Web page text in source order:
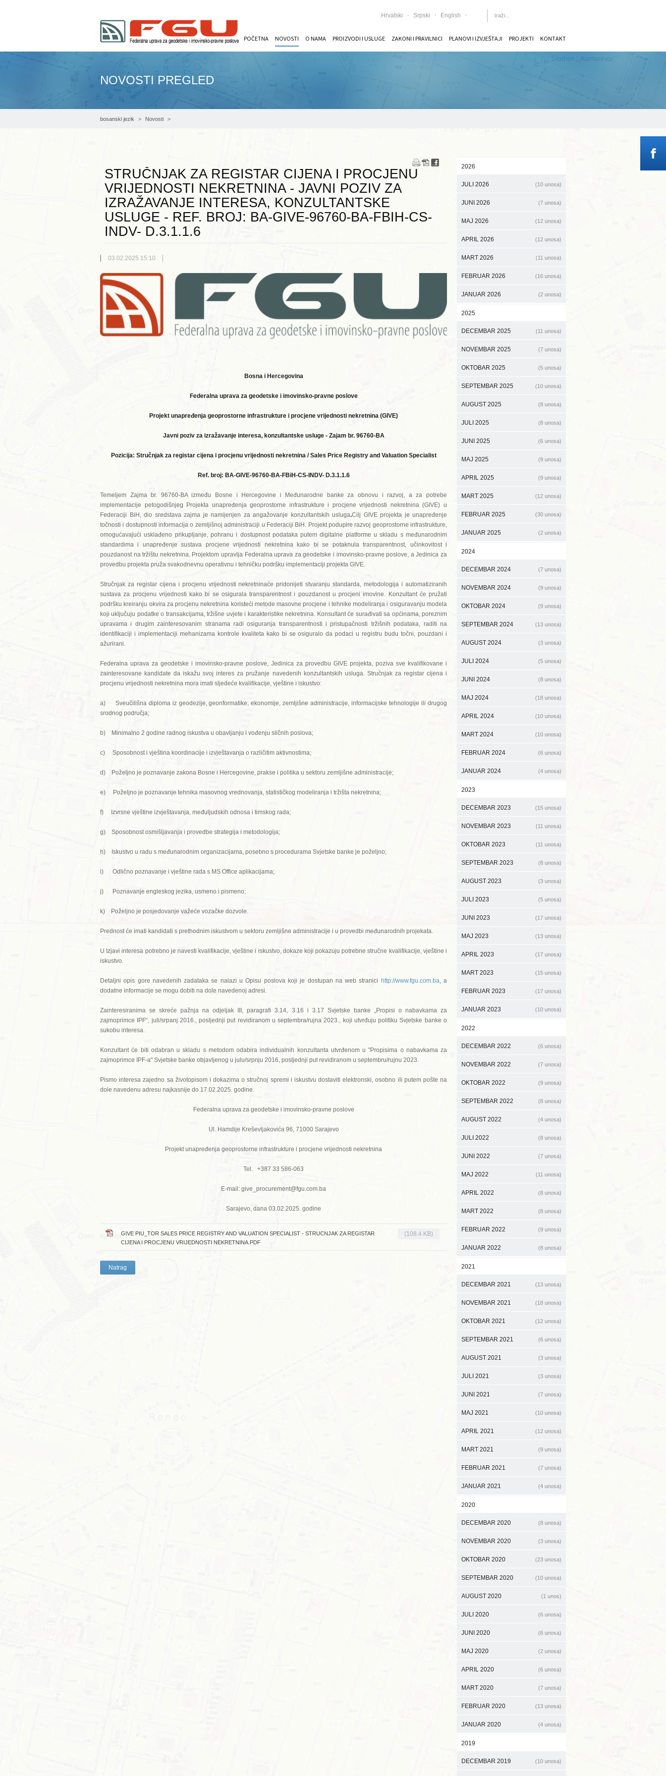
Hrvatski Srpski English
POČETNA NOVOSTI O NAMA PROIZVODI I USLUGE ZAKONI I PRAVILNICI PLANOVI I IZVJEŠTAJI PROJEKTI KONTAKT
NOVOSTI PREGLED
bosanski jezik Novosti
STRUČNJAK ZA REGISTAR CIJENA I PROCJENU
VRIJEDNOSTI NEKRETNINA - JAVNI POZIV ZA
IZRAŽAVANJE INTERESA, KONZULTANTSKE
USLUGE - REF. BROJ: BA-GIVE-96760-BA-FBIH-CS-
INDV- D.3.1.1.6
03.02.2025 15:10
Bosna i Hercegovina
Federalna uprava za geodetske i imovinsko-pravne poslove
Projekt unapređenja geoprostorne infrastrukture i procjene vrijednosti nekretnina (GIVE)
Javni poziv za izražavanje interesa, konzultantske usluge - Zajam br. 96760-BA
Pozicija: Stručnjak za registar cijena i procjenu vrijednosti nekretnina / Sales Price Registry and Valuation Specialist
Ref. broj: BA-GIVE-96760-BA-FBiH-CS-INDV- D.3.1.1.6
Temeljem Zajma br. 96760-BA između Bosne i Hercegovine i Međunarodne banke za obnovu i razvoj, a za potrebe
implementacije petogodišnjeg Projekta unapređenja geoprostorne infrastrukture i procjene vrijednosti nekretnina (GIVE) u
Federaciji BiH, dio sredstava zajma je namijenjen za angažovanje konzultantskih usluga.Cilj GIVE projekta je unapređenje
točnosti i dostupnosti informacija o zemljišnoj administraciji u Federaciji BiH. Projekt podupire razvoj geoprostorne infrastrukture,
omogućavajući usklađeno prikupljanje, pohranu i dostupnost podataka putem digitalne platforme u skladu s međunarodnim
standardima i unapređenje sustava procjene vrijednosti nekretnina kako bi se potaknula transparentnost, učinkovitost i
pouzdanost na tržištu nekretnina. Projektom upravlja Federalna uprava za geodetske i imovinsko-pravne poslove, a Jedinica za
provedbu projekta pruža svakodnevnu operativnu i tehničku podršku implementaciji projekta GIVE.
Stručnjak za registar cijena i procjenu vrijednosti nekretninaće pridonijeti stvaranju standarda, metodologija i automatiziranih
sustava za procjenu vrijednosti kako bi se osigurala transparentnost i pouzdanost u procjeni imovine. Konzultant će pružati
podršku kreiranju okvira za procjenu nekretnina koristeći metode masovne procjene i tehnike modeliranja i osiguravanju modela
koji uključuju podatke o transakcijama, tržišne uvjete i karakteristike nekretnina. Konsultant će surađivati sa općinama, poreznim
upravama i drugim zainteresovanim stranama radi osiguranja transparentnosti i pristupačnosti tržišnih podataka, raditi na
identifikaciji i implementaciji mehanizama kontrole kvaliteta kako bi se osiguralo da podaci u registru budu točni, pouzdani i
ažurirani.
Federalna uprava za geodetske i imovinsko-pravne poslove, Jedinica za provedbu GIVE projekta, poziva sve kvalifikovane i
zainteresovane kandidate da iskažu svoj interes za pružanje navedenih konzultantskih usluga. Stručnjak za registar cijena i
procjenu vrijednosti nekretnina mora imati sljedeće kvalifikacije, vještine i iskustvo:
a) Sveučilišna diploma iz geodezije, geonformatike, ekonomije, zemljišne administracije, informacijske tehnologije ili drugog
srodnog područja;
b) Minimalno 2 godine radnog iskustva u obavljanju i vođenju sličnih poslova;
c) Sposobnost i vještina koordinacije i izvještavanja o različitim aktivnostima;
d) Poželjno je poznavanje zakona Bosne i Hercegovine, prakse i politika u sektoru zemljišne administracije;
e) Poželjno je poznavanje tehnika masovnog vrednovanja, statističkog modeliranja i tržišta nekretnina;
f) Izvrsne vještine izvještavanja, međuljudskih odnosa i timskog rada;
g) Sposobnost osmišljavanja i provedbe strategija i metodologija;
h) Iskustvo u radu s međunarodnim organizacijama, posebno s procedurama Svjetske banke je poželjno;
i) Odlično poznavanje i vještine rada s MS Office aplikacijama;
j) Poznavanje engleskog jezika, usmeno i pismeno;
k) Poželjno je posjedovanje važeće vozačke dozvole.
Prednost će imati kandidati s prethodnim iskustvom u sektoru zemljišne administracije i u provedbi međunarodnih projekata.
U Izjavi interesa potrebno je navesti kvalifikacije, vještine i iskustvo, dokaze koji pokazuju potrebne stručne kvalifikacije, vještine i
iskustvo.
Detaljni opis gore navedenih zadataka se nalazi u Opisu poslova koji je dostupan na web stranici http://www.fgu.com.ba, a
dodatne informacije se mogu dobiti na dole navedenoj adresi.
Zainteresiranima se skreće pažnja na odjeljak III, paragrafi 3.14, 3.16 i 3.17 Svjetske banke „Propisi o nabavkama za
zajmoprimce IPF“, juli/srpanj 2016., posljednji put revidiranom u septembra/rujna 2023., koji utvrđuju politiku Svjetske banke o
sukobu interesa.
Konzultant će biti odabran u skladu s metodom odabira individualnih konzultanta utvrđenom u "Propisima o nabavkama za
zajmoprimce IPF-a" Svjetske banke objavljenog u julu/srpnju 2016, posljednji put revidiranom u septembru/rujnu 2023.
Pismo interesa zajedno sa životopisom i dokazima o stručnoj spremi i iskustvu dostaviti elektronski, osobno ili putem pošte na
dole navedenu adresu najkasnije do 17.02.2025. godine.
Federalna uprava za geodetske i imovinsko-pravne poslove
Ul. Hamdije Kreševljakovića 96, 71000 Sarajevo
Projekt unapređenja geoprostorne infrastrukture i procjene vrijednosti nekretnina
Tel. +387 33 586-063
E-mail: give_procurement@fgu.com.ba
Sarajevo, dana 03.02.2025. godine
GIVE PIU_TOR SALES PRICE REGISTRY AND VALUATION SPECIALIST - STRUCNJAK ZA REGISTAR
CIJENA I PROCJENU VRIJEDNOSTI NEKRETNINA.PDF
(108.4 KB)
Natrag
2026
JULI 2026 (10 unosa)
JUNI 2026 (7 unosa)
MAJ 2026 (12 unosa)
APRIL 2026 (12 unosa)
MART 2026 (11 unosa)
FEBRUAR 2026 (16 unosa)
JANUAR 2026 (2 unosa)
2025
DECEMBAR 2025 (11 unosa)
NOVEMBAR 2025 (7 unosa)
OKTOBAR 2025 (5 unosa)
SEPTEMBAR 2025 (10 unosa)
AUGUST 2025 (8 unosa)
JULI 2025 (8 unosa)
JUNI 2025 (6 unosa)
MAJ 2025 (9 unosa)
APRIL 2025 (9 unosa)
MART 2025 (12 unosa)
FEBRUAR 2025 (30 unosa)
JANUAR 2025 (2 unosa)
2024
DECEMBAR 2024 (7 unosa)
NOVEMBAR 2024 (9 unosa)
OKTOBAR 2024 (9 unosa)
SEPTEMBAR 2024 (13 unosa)
AUGUST 2024 (3 unosa)
JULI 2024 (5 unosa)
JUNI 2024 (8 unosa)
MAJ 2024 (18 unosa)
APRIL 2024 (10 unosa)
MART 2024 (10 unosa)
FEBRUAR 2024 (6 unosa)
JANUAR 2024 (4 unosa)
2023
DECEMBAR 2023 (15 unosa)
NOVEMBAR 2023 (11 unosa)
OKTOBAR 2023 (11 unosa)
SEPTEMBAR 2023 (8 unosa)
AUGUST 2023 (3 unosa)
JULI 2023 (5 unosa)
JUNI 2023 (17 unosa)
MAJ 2023 (13 unosa)
APRIL 2023 (17 unosa)
MART 2023 (15 unosa)
FEBRUAR 2023 (17 unosa)
JANUAR 2023 (10 unosa)
2022
DECEMBAR 2022 (6 unosa)
NOVEMBAR 2022 (7 unosa)
OKTOBAR 2022 (9 unosa)
SEPTEMBAR 2022 (8 unosa)
AUGUST 2022 (4 unosa)
JULI 2022 (8 unosa)
JUNI 2022 (7 unosa)
MAJ 2022 (11 unosa)
APRIL 2022 (8 unosa)
MART 2022 (8 unosa)
FEBRUAR 2022 (9 unosa)
JANUAR 2022 (8 unosa)
2021
DECEMBAR 2021 (13 unosa)
NOVEMBAR 2021 (18 unosa)
OKTOBAR 2021 (12 unosa)
SEPTEMBAR 2021 (6 unosa)
AUGUST 2021 (3 unosa)
JULI 2021 (3 unosa)
JUNI 2021 (7 unosa)
MAJ 2021 (10 unosa)
APRIL 2021 (12 unosa)
MART 2021 (9 unosa)
FEBRUAR 2021 (7 unosa)
JANUAR 2021 (4 unosa)
2020
DECEMBAR 2020 (8 unosa)
NOVEMBAR 2020 (3 unosa)
OKTOBAR 2020 (23 unosa)
SEPTEMBAR 2020 (10 unosa)
AUGUST 2020 (1 unos)
JULI 2020 (6 unosa)
JUNI 2020 (6 unosa)
MAJ 2020 (2 unosa)
APRIL 2020 (6 unosa)
MART 2020 (7 unosa)
FEBRUAR 2020 (13 unosa)
JANUAR 2020 (4 unosa)
2019
DECEMBAR 2019 (10 unosa)